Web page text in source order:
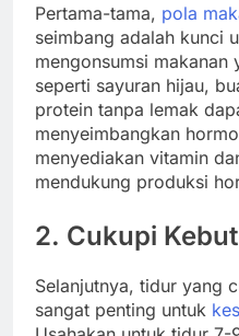
Pertama-tama, pola
seimbang adalah kunci
mengonsumsi makanan
seperti sayuran hijau,
protein tanpa lemak
menyeimbangkan
menyediakan vitamin
mendukung produksi
2. Cukupi
Selanjutnya, tidur yang
sangat penting untuk